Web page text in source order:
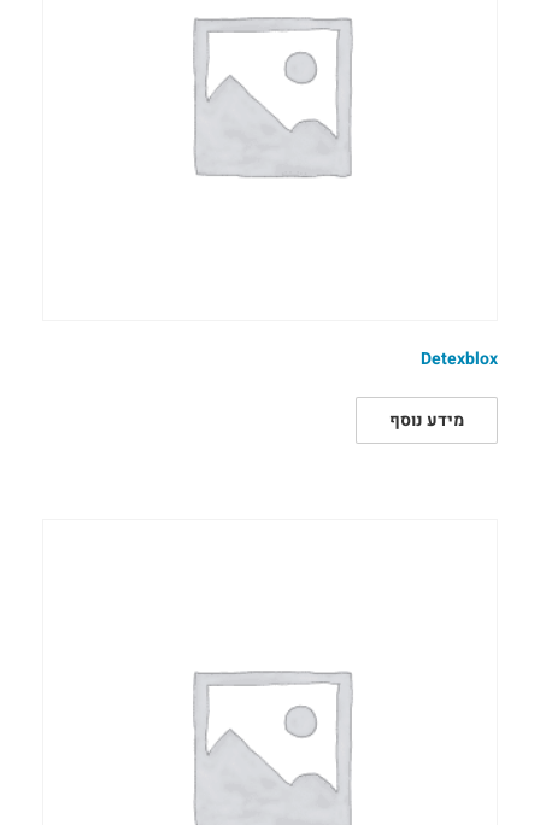
Detexblox
מידע נוסף